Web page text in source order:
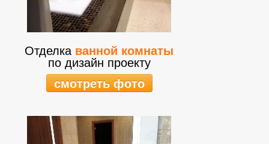
Отделка ванной комнаты
по дизайн проекту
смотреть фото